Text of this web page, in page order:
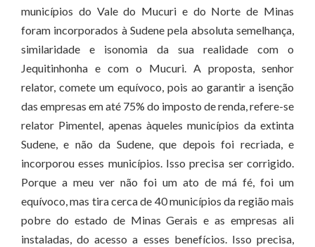
municípios do Vale do Mucuri e do Norte de Minas
foram incorporados à Sudene pela absoluta semelhança,
similaridade e isonomia da sua realidade com o
Jequitinhonha e com o Mucuri. A proposta, senhor
relator, comete um equívoco, pois ao garantir a isenção
das empresas em até 75% do imposto de renda, refere-se
relator Pimentel, apenas àqueles municípios da extinta
Sudene, e não da Sudene, que depois foi recriada, e
incorporou esses municípios. Isso precisa ser corrigido.
Porque a meu ver não foi um ato de má fé, foi um
equívoco, mas tira cerca de 40 municípios da região mais
pobre do estado de Minas Gerais e as empresas ali
instaladas, do acesso a esses benefícios. Isso precisa,